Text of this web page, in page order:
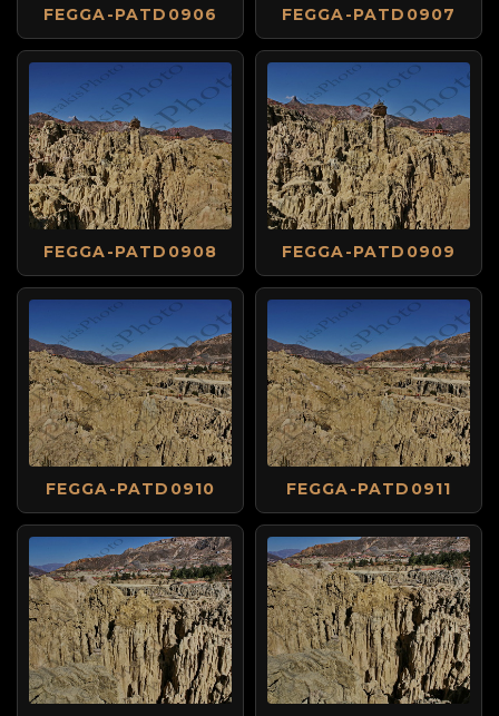
FEGGA-PATD0906 FEGGA-PATD0907
FEGGA-PATD0908 FEGGA-PATD0909
FEGGA-PATD0910 FEGGA-PATD0911